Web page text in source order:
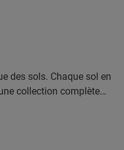
des sols. Chaque sol en
collection complète
des sous-couches,